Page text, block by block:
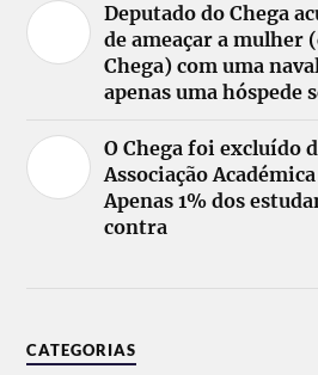
Deputado do Chega
de ameaçar a mulher
Chega) com uma
apenas uma hóspede
O Chega foi excluído
Associação
Apenas 1% dos
contra
CATEGORIAS